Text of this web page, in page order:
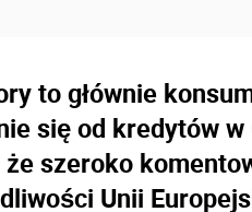
to głównie
się od kredytów
szeroko
Unii